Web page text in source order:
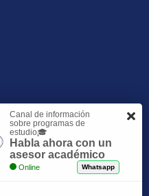
Canal de información
sobre programas de
estudio🎓
Habla ahora con un
asesor académico
Online Whatsapp